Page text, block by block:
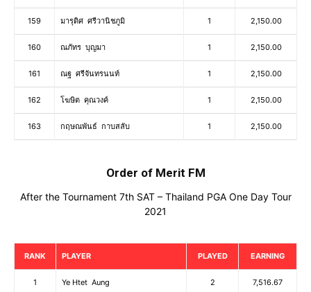
159 มารุดิศ ศรีวานิชภูมิ 1 2,150.00
160 ณภัทร บุญมา 1 2,150.00
161 ณฐ ศรีจันทรนนท์ 1 2,150.00
162 โฆษิต คุณวงค์ 1 2,150.00
163 กฤษณพันธ์ กาบสลับ 1 2,150.00
Order of Merit FM
After the Tournament 7th SAT – Thailand PGA One Day Tour
2021
RANK PLAYER PLAYED EARNING
1 Ye Htet Aung 2 7,516.67